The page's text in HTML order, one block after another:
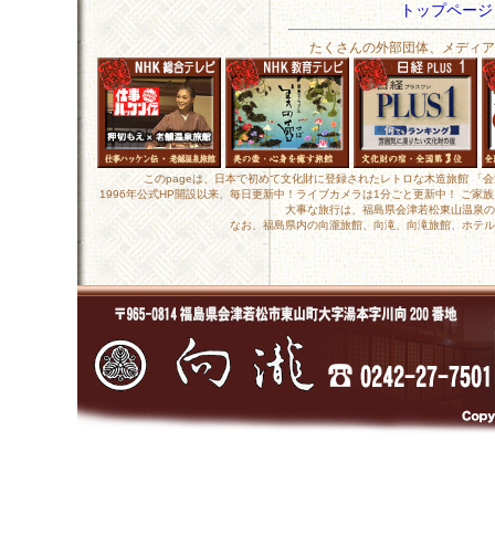
トップペー
たくさんの外部団体、メディ
このpageは、日本で初めて文化財に登録されたレトロな木造旅館
1996年公式HP開設以来、毎日更新中！ライブカメラは1分ごと更新中！ ご家
大事な旅行は、福島県会津若松東山温泉
なお、福島県内の向瀧旅館、向滝、向滝旅館、ホテ